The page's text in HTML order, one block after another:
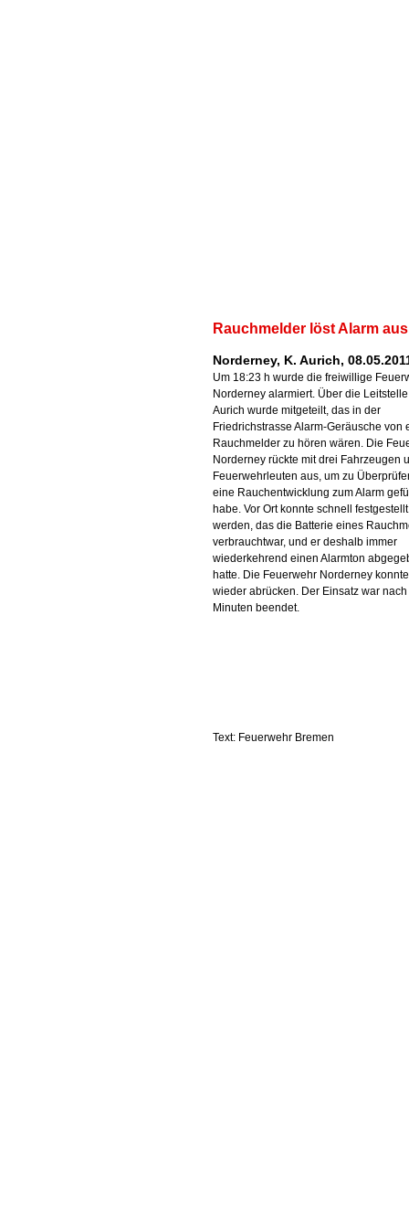
Rauchmelder löst Alarm aus
Norderney, K. Aurich,
Um 18:23 h wurde die freiwillige
Norderney alarmiert. Über die
Aurich wurde mitgeteilt, das in der
Friedrichstrasse Alarm-Geräusche von
Rauchmelder zu hören wären. Die
Norderney rückte mit drei Fahrzeugen
Feuerwehrleuten aus, um zu
eine Rauchentwicklung zum Alarm
habe. Vor Ort konnte schnell festgestellt
werden, das die Batterie eines
verbrauchtwar, und er deshalb immer
wiederkehrend einen Alarmton
hatte. Die Feuerwehr Norderney konnte
wieder abrücken. Der Einsatz war
Minuten beendet.
Text: Feuerwehr Bremen